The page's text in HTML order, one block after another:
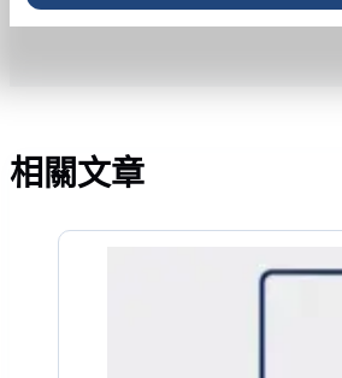
相關文章